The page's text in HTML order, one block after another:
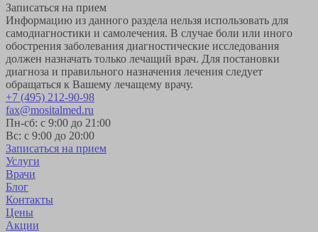
Записаться на прием
Информацию из данного раздела нельзя использовать для
самодиагностики и самолечения. В случае боли или иного
обострения заболевания диагностические исследования
должен назначать только лечащий врач. Для постановки
диагноза и правильного назначения лечения следует
обращаться к Вашему лечащему врачу.
+7 (495) 212-90-98
fax@mositalmed.ru
Пн-сб: с 9:00 до 21:00
Вс: с 9:00 до 20:00
Записаться на прием
Услуги
Врачи
Блог
Контакты
Цены
Акции